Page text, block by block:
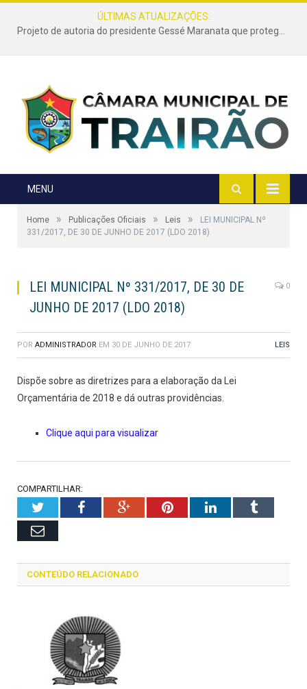
ÚLTIMAS ATUALIZAÇÕES:
Projeto de autoria do presidente Gessé Maranata que protege as estradas vicinais de Trairão é transformado em lei
MENU
Home » Publicações Oficiais » Leis »
LEI MUNICIPAL Nº
331/2017, DE 30 DE JUNHO DE 2017 (LDO 2018)
LEI MUNICIPAL Nº 331/2017, DE 30 DE
JUNHO DE 2017 (LDO 2018)
0
POR ADMINISTRADOR EM 30 DE JUNHO DE 2017 LEIS
Dispõe sobre as diretrizes para a elaboração da Lei
Orçamentária de 2018 e dá outras providências.
Clique aqui para visualizar
COMPARTILHAR:
TwitterFacebookGoogle+PinterestLinkedInTumblr
Email
CONTEÚDO RELACIONADO